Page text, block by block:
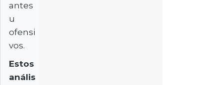
antes
u
ofensi
vos.
Estos
anális